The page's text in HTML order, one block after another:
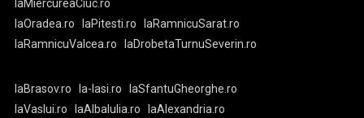
laMiercureaCiuc.ro
laOradea.ro
laPitesti.ro
laRamnicuSarat.ro
laRamnicuValcea.ro
laDrobetaTurnuSeverin.ro
laBrasov.ro la-Iasi.ro
laSfantuGheorghe.ro
laVaslui.ro
laAlbaIulia.ro
laAlexandria.ro